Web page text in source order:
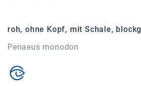
roh, ohne Kopf, mit Schale,
Penaeus monodon